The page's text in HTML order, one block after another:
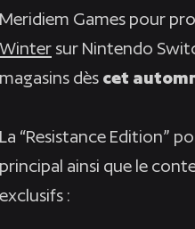
Meridiem Games pour
Winter sur Nintendo
magasins dès cet
La “Resistance Edition”
principal ainsi que le
exclusifs :